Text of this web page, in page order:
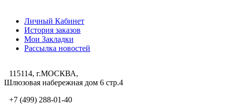
Личный Кабинет
История заказов
Мои Закладки
Рассылка новостей
115114, г.МОСКВА,
Шлюзовая набережная дом 6 стр.4
+7 (499) 288-01-40